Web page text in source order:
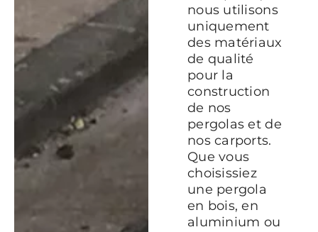
nous utilisons
uniquement
des matériaux
de qualité
pour la
construction
de nos
pergolas et de
nos carports.
Que vous
choisissiez
une pergola
en bois, en
aluminium ou